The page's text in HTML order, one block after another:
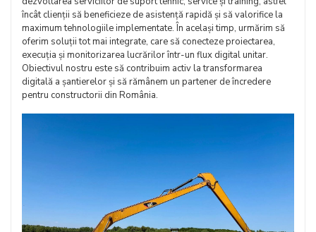
încât clienții să beneficieze de asistență rapidă și să valorifice la
maximum tehnologiile implementate. În același timp, urmărim să
oferim soluții tot mai integrate, care să conecteze proiectarea,
execuția și monitorizarea lucrărilor într-un flux digital unitar.
Obiectivul nostru este să contribuim activ la transformarea
digitală a șantierelor și să rămânem un partener de încredere
pentru constructorii din România.